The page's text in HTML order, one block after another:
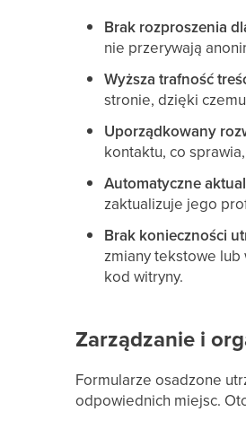
Brak rozproszenia
nie przerywają
Wyższa trafność
stronie, dzięki
Uporządkowany
kontaktu, co
Automatyczne
zaktualizuje jego
Brak konieczności
zmiany tekstowe
kod witryny.
Zarządzanie i
Formularze osadzone
odpowiednich miejsc.